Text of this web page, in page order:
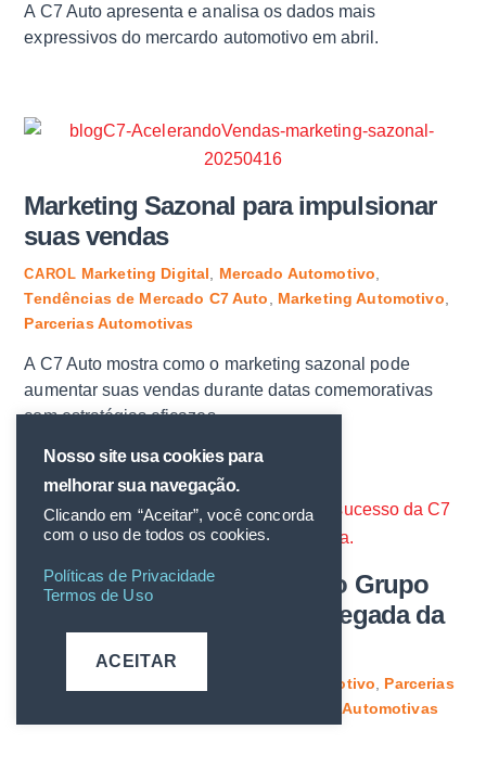
A C7 Auto apresenta e analisa os dados mais
expressivos do mercardo automotivo em abril.
Marketing Sazonal para impulsionar
suas vendas
CAROL Marketing Digital Mercado Automotivo
Tendências de Mercado C7 Auto Marketing Automotivo
Parcerias Automotivas
A C7 Auto mostra como o marketing sazonal pode
aumentar suas vendas durante datas comemorativas
com estratégias eficazes.
C7 acelera o crescimento do Grupo
Urca e juntas celebram a chegada da
Mercado Automotivo
Parcerias
Parcerias Automotivas
Nosso site usa cookies para
melhorar sua navegação.
Clicando em “Aceitar”, você concorda
com o uso de todos os cookies.
Políticas de Privacidade
Termos de Uso
ACEITAR